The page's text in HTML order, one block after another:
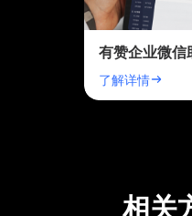
有赞企业微信
了解详情
相关